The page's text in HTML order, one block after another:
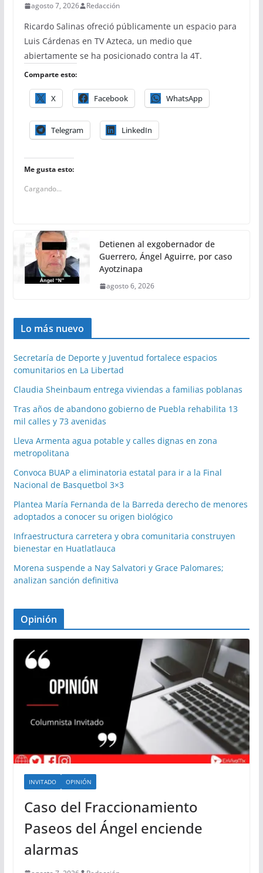
agosto 7, 2026 Redacción
Ricardo Salinas ofreció públicamente un espacio para
Luis Cárdenas en TV Azteca, un medio que
abiertamente se ha posicionado contra la 4T.
Comparte esto:
X Facebook WhatsApp
Telegram LinkedIn
Me gusta esto:
Cargando...
Detienen al exgobernador de
Guerrero, Ángel Aguirre, por caso
Ayotzinapa
agosto 6, 2026
Lo más nuevo
Secretaría de Deporte y Juventud fortalece espacios
comunitarios en La Libertad
Claudia Sheinbaum entrega viviendas a familias poblanas
Tras años de abandono gobierno de Puebla rehabilita 13
mil calles y 73 avenidas
Lleva Armenta agua potable y calles dignas en zona
metropolitana
Convoca BUAP a eliminatoria estatal para ir a la Final
Nacional de Basquetbol 3×3
Plantea María Fernanda de la Barreda derecho de menores
adoptados a conocer su origen biológico
Infraestructura carretera y obra comunitaria construyen
bienestar en Huatlatlauca
Morena suspende a Nay Salvatori y Grace Palomares;
analizan sanción definitiva
Opinión
INVITADO OPINIÓN
Caso del Fraccionamiento
Paseos del Ángel enciende
alarmas